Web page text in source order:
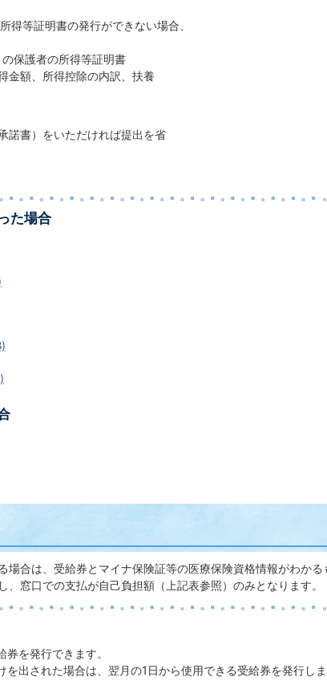
得等証明書の発行ができない場合、
保護者の所得等証明書
金額、所得控除の内訳、扶養
諾書）をいただければ提出を省
た場合
場合は、受給券とマイナ保険証等の医療保険資格情報がわか
窓口での支払が自己負担額（上記表参照）のみとなります。
を発行できます。
出された場合は、翌月の1日から使用できる受給券を発行しま